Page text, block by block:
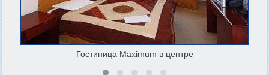
Гостиница Maximum в центре